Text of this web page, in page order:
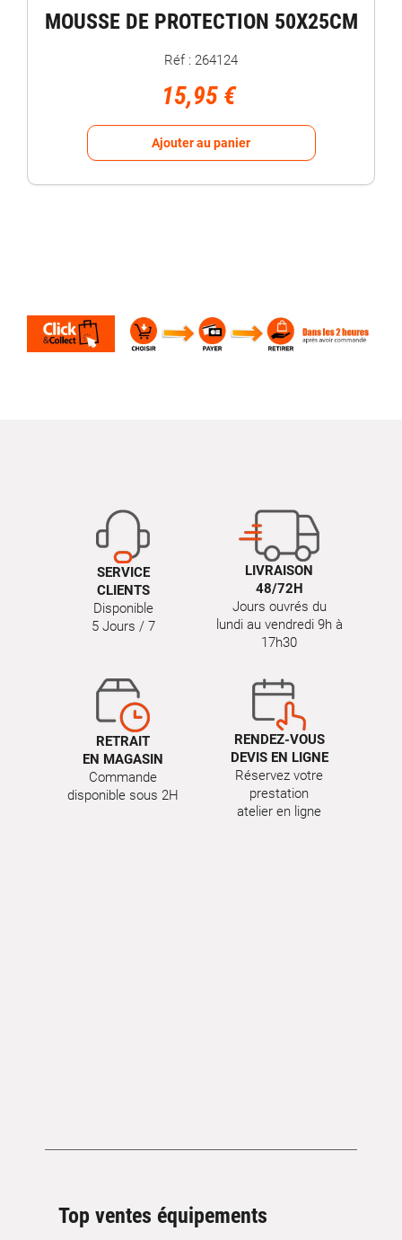
MOUSSE DE PROTECTION 50X25CM
Réf : 264124
15,95 €
Ajouter au panier
SERVICE
CLIENTS
Disponible
5 Jours / 7
LIVRAISON
48/72H
Jours ouvrés du
lundi au vendredi 9h à
17h30
RETRAIT
EN MAGASIN
Commande
disponible sous 2H
RENDEZ-VOUS
DEVIS EN LIGNE
Réservez votre
prestation
atelier en ligne
Top ventes équipements